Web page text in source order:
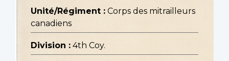
Unité/Régiment : Corps des mitrailleurs
canadiens
Division : 4th Coy.